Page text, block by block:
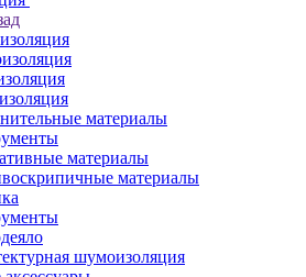
материалы
материалы
материалы
шумоизоляция